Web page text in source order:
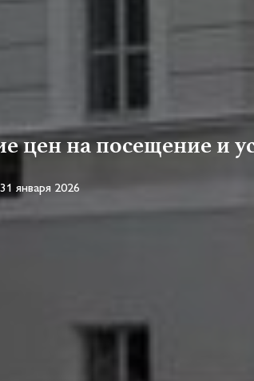
цен на посещение и
января 2026